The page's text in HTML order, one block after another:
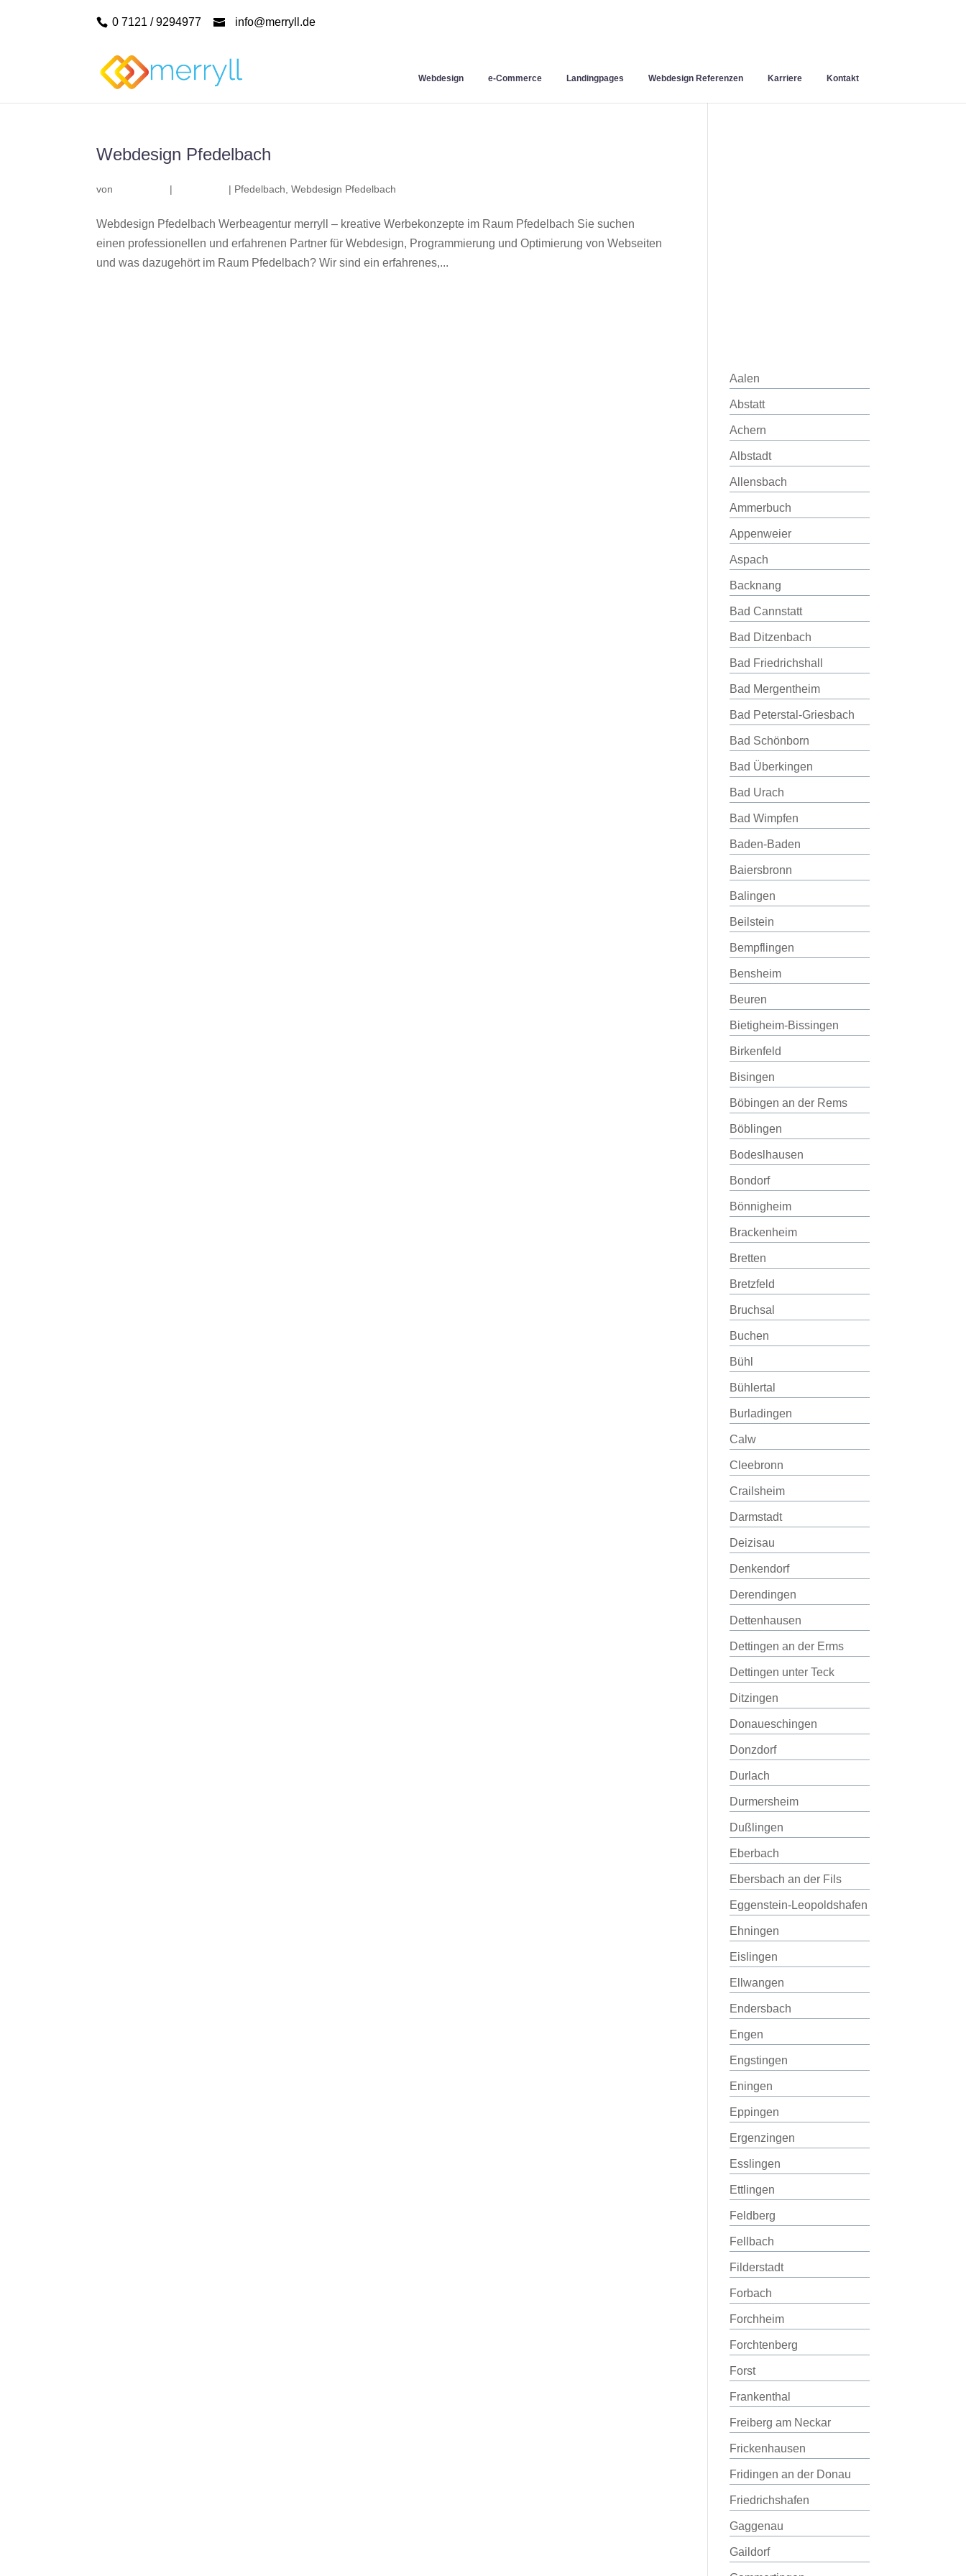
0 7121 / 9294977 info@merryll.de
Webdesign e-Commerce Landingpages Webdesign Referenzen Karriere Kontakt
Webdesign Pfedelbach
von | | Pfedelbach ,Webdesign Pfedelbach
Webdesign Pfedelbach Werbeagentur merryll – kreative Werbekonzepte im Raum Pfedelbach Sie suchen
einen professionellen und erfahrenen Partner für Webdesign, Programmierung und Optimierung von Webseiten
und was dazugehört im Raum Pfedelbach? Wir sind ein erfahrenes,...
Aalen
Abstatt
Achern
Albstadt
Allensbach
Ammerbuch
Appenweier
Aspach
Backnang
Bad Cannstatt
Bad Ditzenbach
Bad Friedrichshall
Bad Mergentheim
Bad Peterstal-Griesbach
Bad Schönborn
Bad Überkingen
Bad Urach
Bad Wimpfen
Baden-Baden
Baiersbronn
Balingen
Beilstein
Bempflingen
Bensheim
Beuren
Bietigheim-Bissingen
Birkenfeld
Bisingen
Böbingen an der Rems
Böblingen
Bodeslhausen
Bondorf
Bönnigheim
Brackenheim
Bretten
Bretzfeld
Bruchsal
Buchen
Bühl
Bühlertal
Burladingen
Calw
Cleebronn
Crailsheim
Darmstadt
Deizisau
Denkendorf
Derendingen
Dettenhausen
Dettingen an der Erms
Dettingen unter Teck
Ditzingen
Donaueschingen
Donzdorf
Durlach
Durmersheim
Dußlingen
Eberbach
Ebersbach an der Fils
Eggenstein-Leopoldshafen
Ehningen
Eislingen
Ellwangen
Endersbach
Engen
Engstingen
Eningen
Eppingen
Ergenzingen
Esslingen
Ettlingen
Feldberg
Fellbach
Filderstadt
Forbach
Forchheim
Forchtenberg
Forst
Frankenthal
Freiberg am Neckar
Frickenhausen
Fridingen an der Donau
Friedrichshafen
Gaggenau
Gaildorf